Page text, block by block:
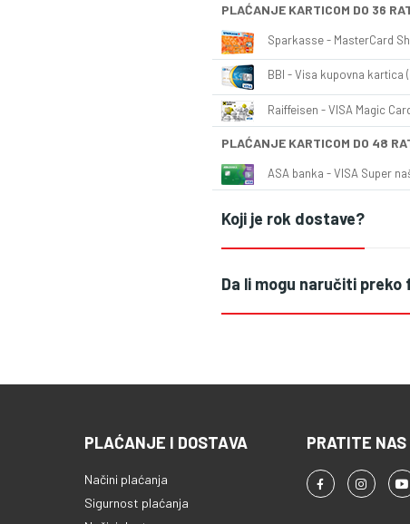
PLAĆANJE KARTICOM DO 36
Sparkasse - MasterCard
BBI - Visa kupovna kartica
Raiffeisen - VISA Magic
PLAĆANJE KARTICOM DO 48
ASA banka - VISA Super
Koji je rok dostave?
Da li mogu naručiti preko
PLAĆANJE I DOSTAVA
Načini plaćanja
Sigurnost plaćanja
PRATITE NAS